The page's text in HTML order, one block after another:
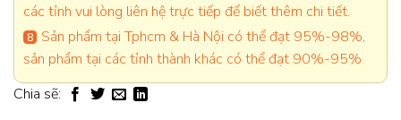
các tỉnh vui lòng liên hệ trực tiếp để biết thêm chi tiết.
Sản phẩm tại Tphcm & Hà Nội có thể đạt 95%-98%,
sản phẩm tại các tỉnh thành khác có thể đạt 90%-95%
Chia sẽ: